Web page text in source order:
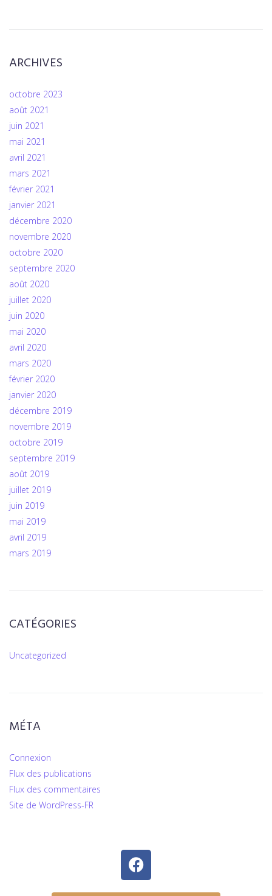
ARCHIVES
octobre 2023
août 2021
juin 2021
mai 2021
avril 2021
mars 2021
février 2021
janvier 2021
décembre 2020
novembre 2020
octobre 2020
septembre 2020
août 2020
juillet 2020
juin 2020
mai 2020
avril 2020
mars 2020
février 2020
janvier 2020
décembre 2019
novembre 2019
octobre 2019
septembre 2019
août 2019
juillet 2019
juin 2019
mai 2019
avril 2019
mars 2019
CATÉGORIES
Uncategorized
MÉTA
Connexion
Flux des publications
Flux des commentaires
Site de WordPress-FR